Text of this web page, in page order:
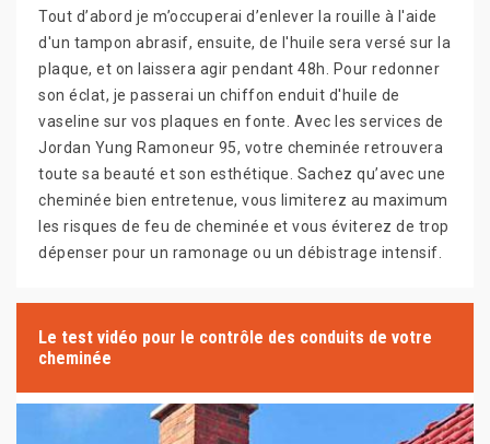
Tout d’abord je m’occuperai d’enlever la rouille à l'aide
d'un tampon abrasif, ensuite, de l'huile sera versé sur la
plaque, et on laissera agir pendant 48h. Pour redonner
son éclat, je passerai un chiffon enduit d'huile de
vaseline sur vos plaques en fonte. Avec les services de
Jordan Yung Ramoneur 95, votre cheminée retrouvera
toute sa beauté et son esthétique. Sachez qu’avec une
cheminée bien entretenue, vous limiterez au maximum
les risques de feu de cheminée et vous éviterez de trop
dépenser pour un ramonage ou un débistrage intensif.
Le test vidéo pour le contrôle des conduits de votre
cheminée